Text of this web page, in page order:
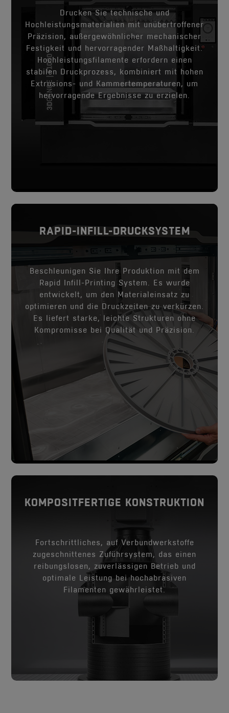
Drucken Sie technische und
Hochleistungsmaterialien mit unübertroffener
Präzision, außergewöhnlicher mechanischer
Festigkeit und hervorragender Maßhaltigkeit.
Hochleistungsfilamente erfordern einen
stabilen Druckprozess, kombiniert mit hohen
Extrusions- und Kammertemperaturen, um
hervorragende Ergebnisse zu erzielen.
RAPID-INFILL-DRUCKSYSTEM
RAPID-INFILL-DRUCKSYSTEM
Beschleunigen Sie Ihre Produktion mit dem
Rapid Infill-Printing System. Es wurde
entwickelt, um den Materialeinsatz zu
optimieren und die Druckzeiten zu verkürzen.
Es liefert starke, leichte Strukturen ohne
Kompromisse bei Qualität und Präzision.
KOMPOSITFERTIGE KONSTRUKTION
KOMPOSITFERTIGE KONSTRUKTION
Fortschrittliches, auf Verbundwerkstoffe
zugeschnittenes Zuführsystem, das einen
reibungslosen, zuverlässigen Betrieb und
optimale Leistung bei hochabrasiven
Filamenten gewährleistet.